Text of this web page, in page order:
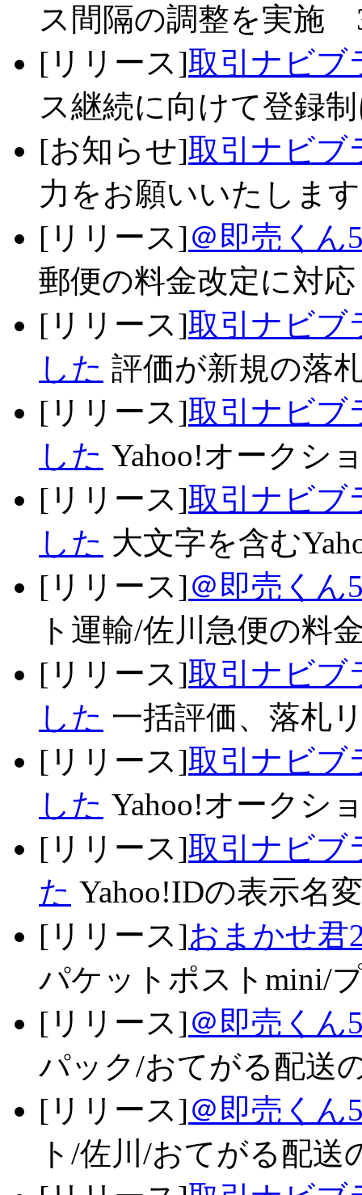
ス間隔の調整を実施
[リリース]取引ナビブ
ス継続に向けて登録
[お知らせ]取引ナビブ
力をお願いいたしま
[リリース]＠即売くん
郵便の料金改定に対
[リリース]取引ナビブ
した 評価が新規の落
[リリース]取引ナビブ
した Yahoo!オークシ
[リリース]取引ナビブ
した 大文字を含む
[リリース]＠即売くん
ト運輸/佐川急便の料
[リリース]取引ナビブ
した 一括評価、落札
[リリース]取引ナビブ
した Yahoo!オークシ
[リリース]取引ナビブ
た Yahoo!IDの表示名
[リリース]おまかせ君
パケットポストmini/
[リリース]＠即売くん
パック/おてがる配送
[リリース]＠即売くん
ト/佐川/おてがる配